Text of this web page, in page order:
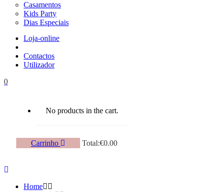
Casamentos
Kids Party
Dias Especiais
Loja-online
Contactos
Utilizador
0
No products in the cart.
Carrinho Total:€0.00
Home